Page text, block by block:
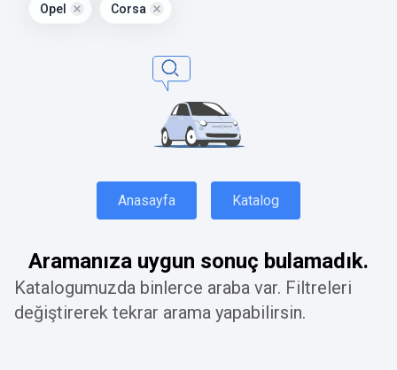
Opel Remove filter for
Corsa Remove filter for
Anasayfa Katalog
Aramanıza uygun sonuç bulamadık.
Katalogumuzda binlerce araba var. Filtreleri
değiştirerek tekrar arama yapabilirsin.